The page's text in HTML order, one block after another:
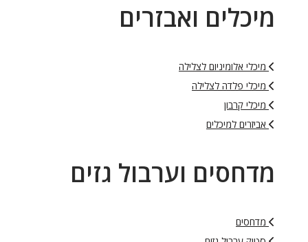
מיכלים ואבזרים
מיכלי אלומיניום לצלילה
מיכלי פלדה לצלילה
מיכלי קרבון
אביזרים למיכלים
מדחסים וערבול גזים
מדחסים